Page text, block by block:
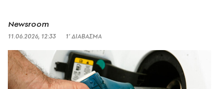
Newsroom
11.06.2026, 12:33 1’ ΔΙΑΒΑΣΜΑ